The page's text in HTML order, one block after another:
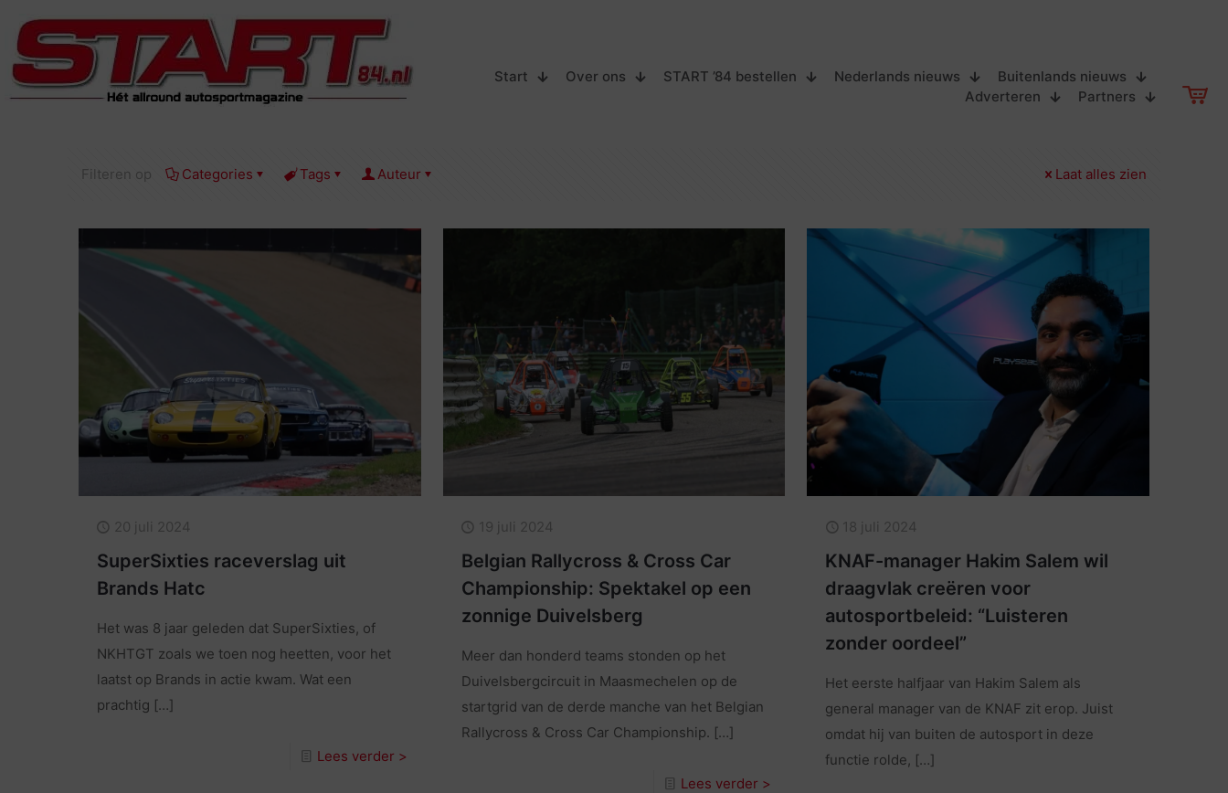
Start Over ons START ’84 bestellen Nederlands nieuws
Buitenlands nieuws
Adverteren
Partners
Filteren op Categories Tags Auteur Laat alles zien
20 juli 2024
SuperSixties raceverslag uit
Brands Hatc
Het was 8 jaar geleden dat SuperSixties, of
NKHTGT zoals we toen nog heetten, voor het
laatst op Brands in actie kwam. Wat een
prachtig […]
Lees verder >
19 juli 2024
Belgian Rallycross & Cross Car
Championship: Spektakel op een
zonnige Duivelsberg
Meer dan honderd teams stonden op het
Duivelsbergcircuit in Maasmechelen op de
startgrid van de derde manche van het Belgian
Rallycross & Cross Car Championship. […]
Lees verder >
18 juli 2024
KNAF-manager Hakim Salem wil
draagvlak creëren voor
autosportbeleid: “Luisteren
zonder oordeel”
Het eerste halfjaar van Hakim Salem als
general manager van de KNAF zit erop. Juist
omdat hij van buiten de autosport in deze
functie rolde, […]